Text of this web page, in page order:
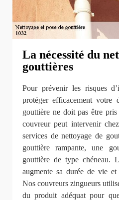
La nécessité du
gouttières
Pour prévenir les risques
protéger efficacement votre
gouttière ne doit pas être
couvreur peut intervenir
services de nettoyage de
gouttière rampante, une
gouttière de type chéneau.
augmente sa durée de vie
Nos couvreurs zingueurs
du produit adéquat pour